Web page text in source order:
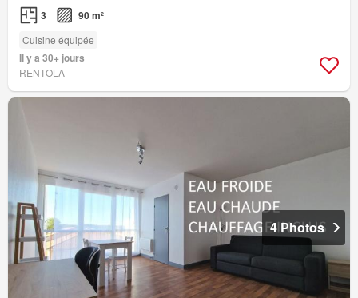
3 90 m²
Cuisine équipée
Il y a 30+ jours
RENTOLA
4 Photos